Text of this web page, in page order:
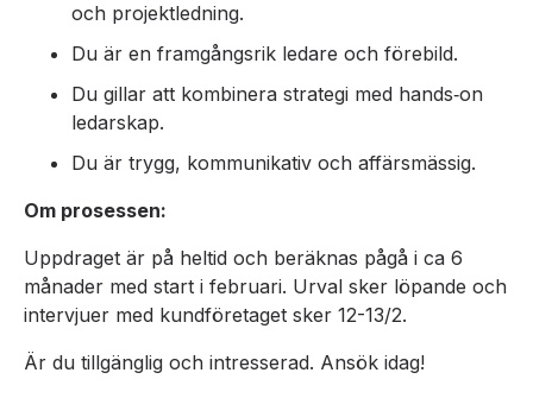
och projektledning.
Du är en framgångsrik ledare och förebild.
Du gillar att kombinera strategi med hands‑on
ledarskap.
Du är trygg, kommunikativ och affärsmässig.
Om prosessen:
Uppdraget är på heltid och beräknas pågå i ca 6
månader med start i februari. Urval sker löpande och
intervjuer med kundföretaget sker 12-13/2.
Är du tillgänglig och intresserad. Ansök idag!